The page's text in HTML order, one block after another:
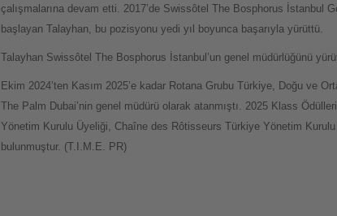
çalışmalarına devam etti. 2017’de Swissôtel The Bosphorus İstanbul
başlayan Talayhan, bu pozisyonu yedi yıl boyunca başarıyla yürüttü.
Talayhan Swissôtel The Bosphorus İstanbul’un genel müdürlüğünü
Ekim 2024’ten Kasım 2025’e kadar Rotana Grubu Türkiye, Doğu ve
The Palm Dubai’nin genel müdürü olarak atanmıştı. 2025 Klass
Yönetim Kurulu Üyeliği, Chaîne des Rôtisseurs Türkiye Yönetim
bulunmuştur. (T.I.M.E. PR)